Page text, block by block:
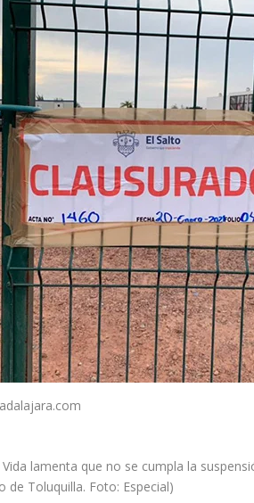
Vida lamenta que no se cumpla la
de Toluquilla. Foto: Especial)